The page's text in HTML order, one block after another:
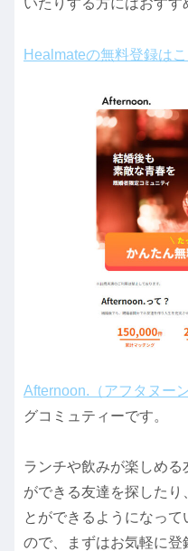
いたりする方にはおすす
Healmateの無料登録はこ
Afternoon.（アフタヌーン
グコミュティーです。
ランチや飲みが楽しめ
ができる友達を探したり
とができるようになっ
ので、まずはお気軽に登